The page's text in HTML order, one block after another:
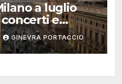
a luglio
e
GINEVRA PORTACCIO